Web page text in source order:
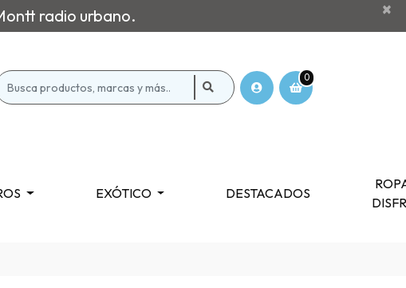
radio urbano. ×
0
EXÓTICO DESTACADOS